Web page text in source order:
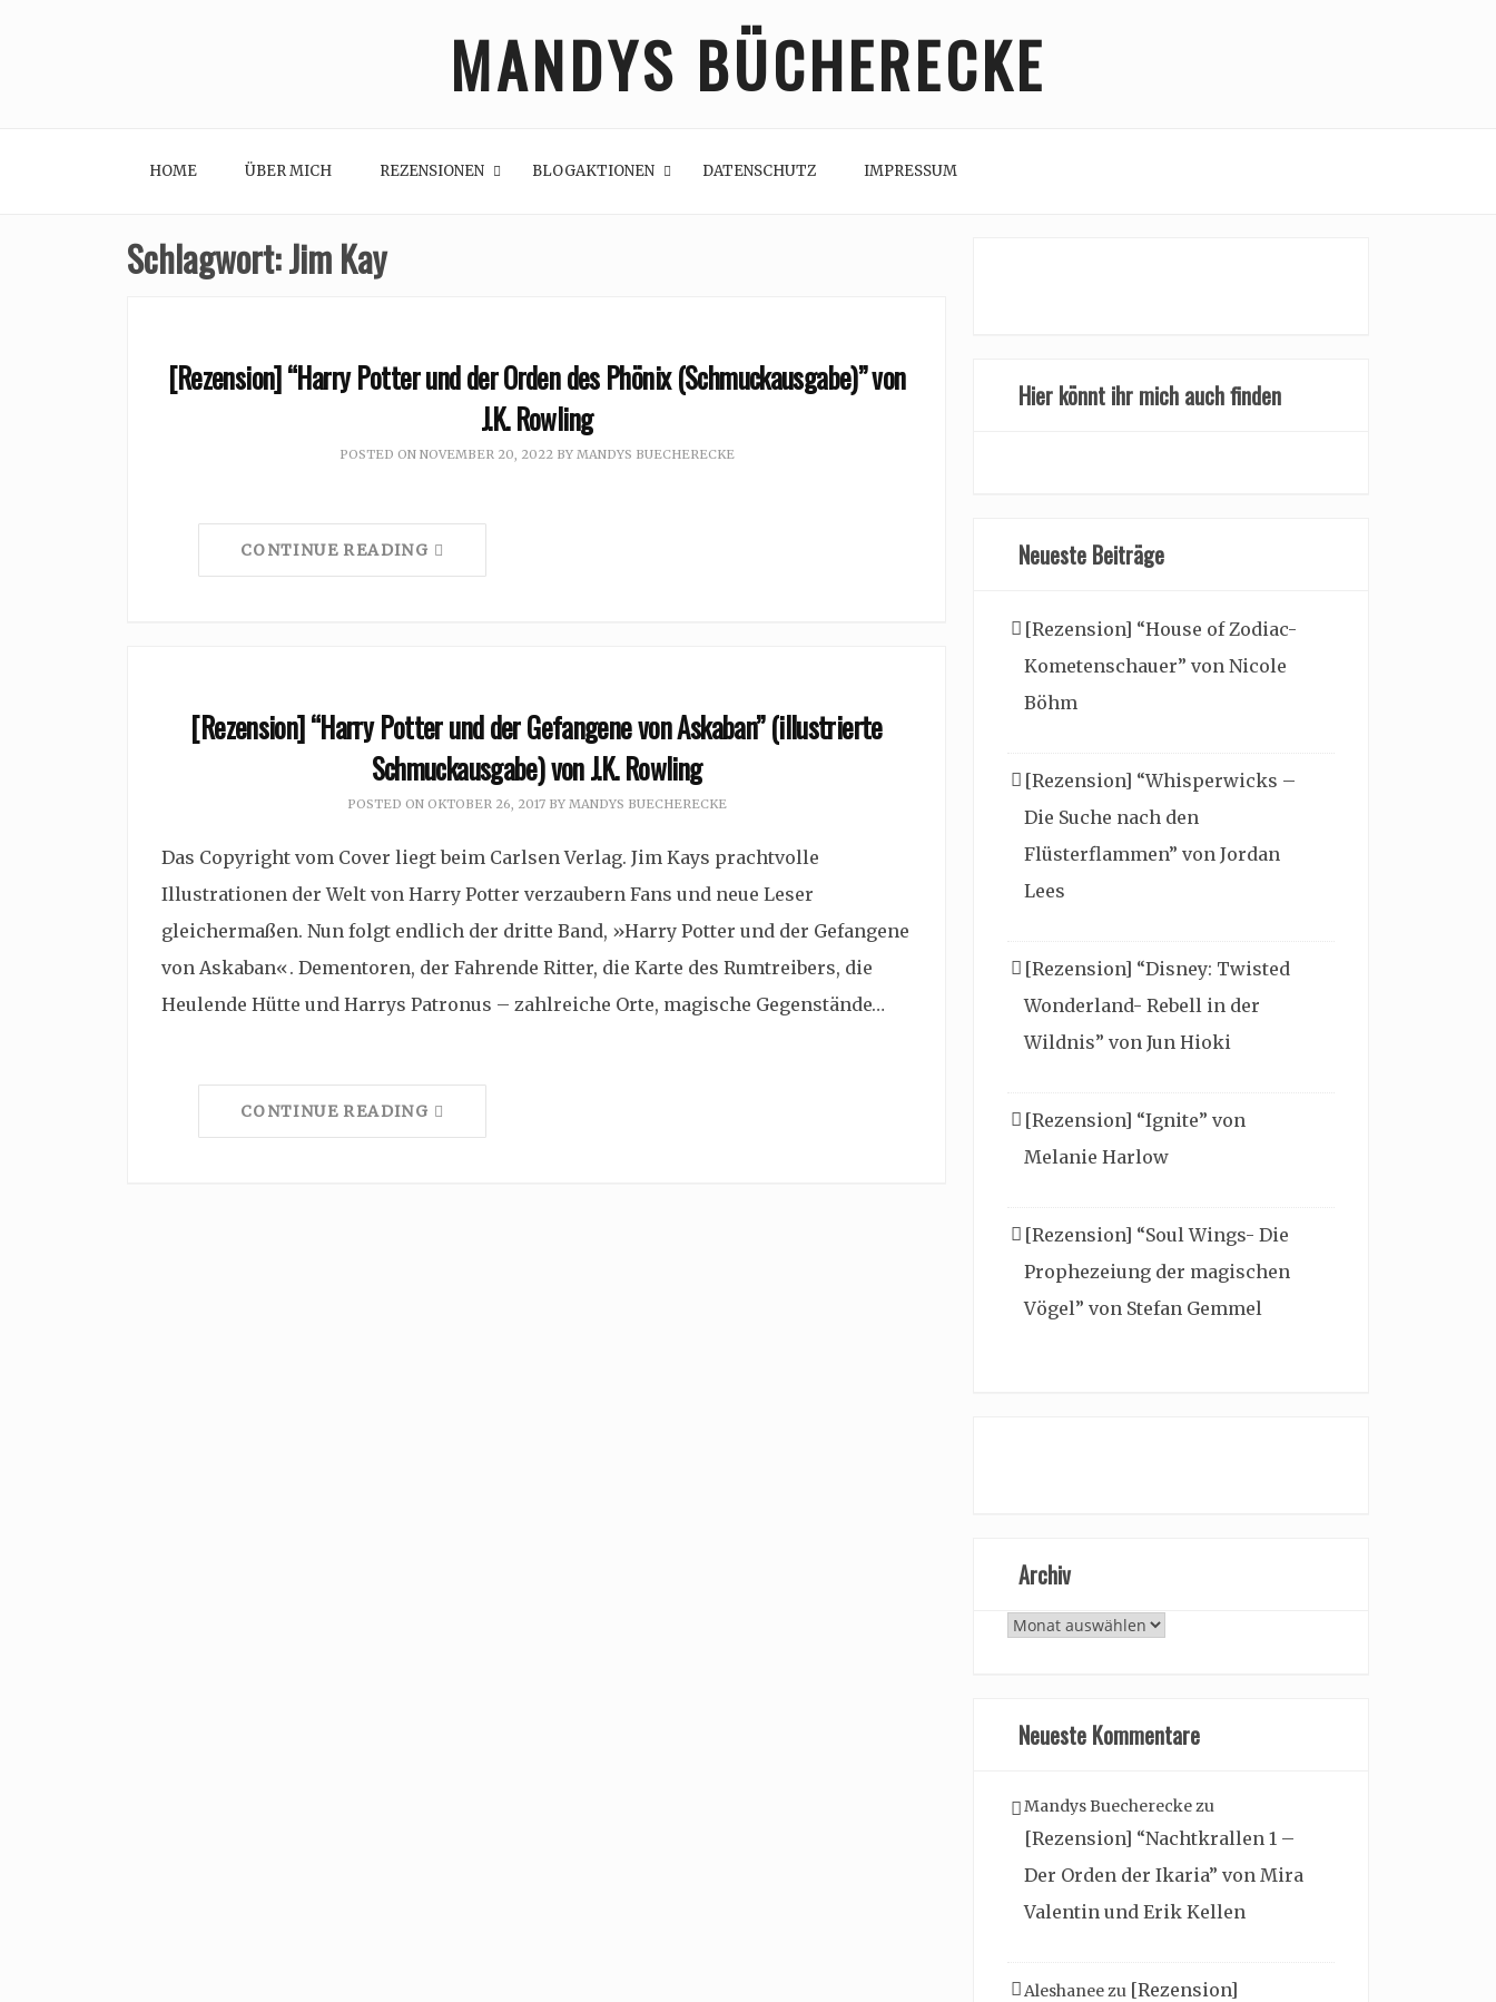
MANDYS BÜCHERECKE
HOME ÜBER MICH REZENSIONEN BLOGAKTIONEN DATENSCHUTZ IMPRESSUM
Schlagwort:Jim Kay
[Rezension] “Harry Potter und der Orden des Phönix (Schmuckausgabe)” von
J.K. Rowling
POSTED ON NOVEMBER 20, 2022BY MANDYS BUECHERECKE
CONTINUE READING
[Rezension] “Harry Potter und der Gefangene von Askaban” (illustrierte
Schmuckausgabe) von J.K. Rowling
POSTED ON OKTOBER 26, 2017BY MANDYS BUECHERECKE
Das Copyright vom Cover liegt beim Carlsen Verlag. Jim Kays prachtvolle
Illustrationen der Welt von Harry Potter verzaubern Fans und neue Leser
gleichermaßen. Nun folgt endlich der dritte Band, »Harry Potter und der Gefangene
von Askaban«. Dementoren, der Fahrende Ritter, die Karte des Rumtreibers, die
Heulende Hütte und Harrys Patronus – zahlreiche Orte, magische Gegenstände…
CONTINUE READING
Hier könnt ihr mich auch finden
Neueste Beiträge
[Rezension] “House of Zodiac-
Kometenschauer” von Nicole
Böhm
[Rezension] “Whisperwicks –
Die Suche nach den
Flüsterflammen” von Jordan
Lees
[Rezension] “Disney: Twisted
Wonderland- Rebell in der
Wildnis” von Jun Hioki
[Rezension] “Ignite” von
Melanie Harlow
[Rezension] “Soul Wings- Die
Prophezeiung der magischen
Vögel” von Stefan Gemmel
Archiv
Archiv
Neueste Kommentare
Mandys Buechereckezu
[Rezension] “Nachtkrallen 1 –
Der Orden der Ikaria” von Mira
Valentin und Erik Kellen
Aleshaneezu [Rezension]